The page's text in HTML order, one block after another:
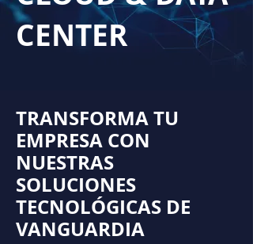
CENTER
TRANSFORMA TU
EMPRESA CON
NUESTRAS
SOLUCIONES
TECNOLÓGICAS DE
VANGUARDIA